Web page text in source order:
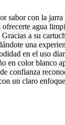
sabor con la
agua
a su
una
en el uso
en color blanco
confianza
un claro